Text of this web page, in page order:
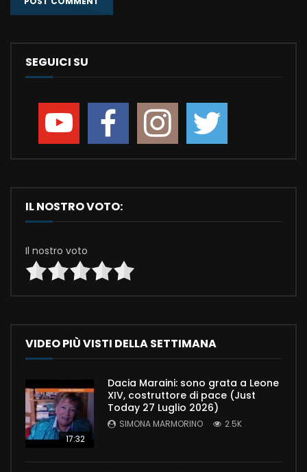
SEGUICI SU
IL NOSTRO VOTO:
Il nostro voto
VIDEO PIÙ VISTI DELLA SETTIMANA
17:32
Dacia Maraini: sono grata a Leone
XIV, costruttore di pace (Just
Today 27 Luglio 2026)
SIMONA MARMORINO 2.5K